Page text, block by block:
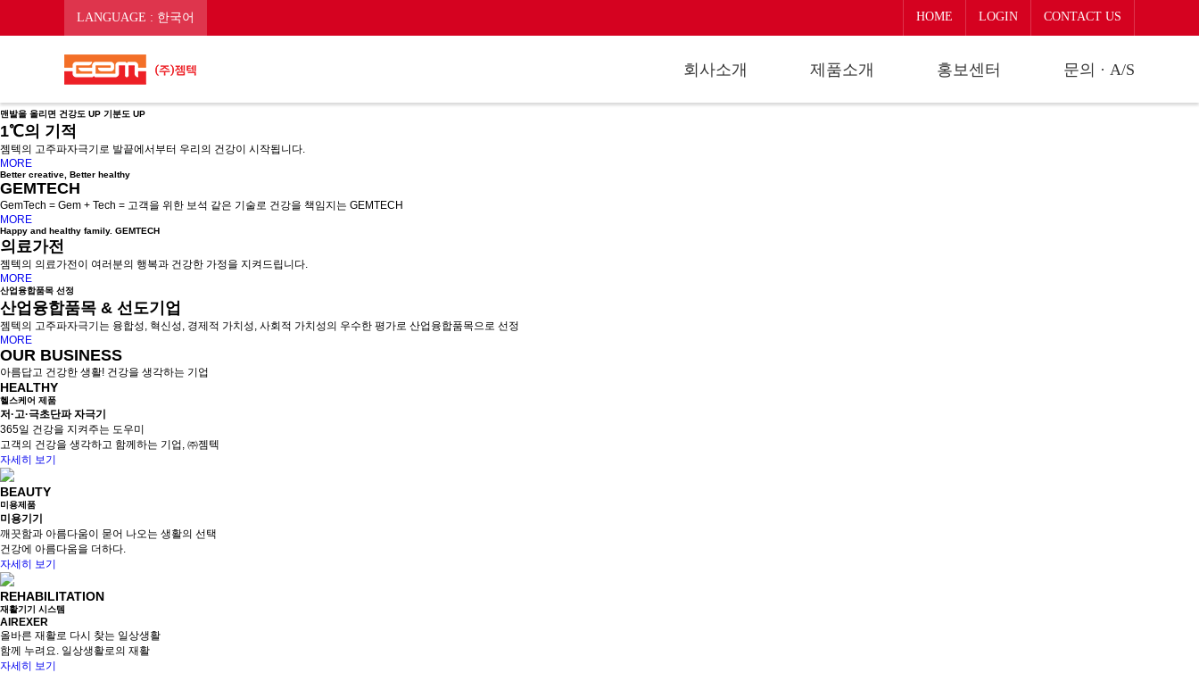
LANGUAGE : 한국어 HOME LOGIN CONTACT US
회사소개 제품소개 홍보센터 문의 · A/S
맨발을 올리면 건강도 UP 기분도 UP
1℃의 기적
젬텍의 고주파자극기로 발끝에서부터 우리의 건강이 시작됩니다.
MORE
Better creative, Better healthy
GEMTECH
GemTech = Gem + Tech = 고객을 위한 보석 같은 기술로 건강을 책임지는 GEMTECH
MORE
Happy and healthy family. GEMTECH
의료가전
젬텍의 의료가전이 여러분의 행복과 건강한 가정을 지켜드립니다.
MORE
산업융합품목 선정
산업융합품목 & 선도기업
젬텍의 고주파자극기는 융합성, 혁신성, 경제적 가치성, 사회적 가치성의 우수한 평가로 산업융합품목으로 선정
MORE
OUR BUSINESS
아름답고 건강한 생활! 건강을 생각하는 기업
HEALTHY
헬스케어 제품
저·고·극초단파 자극기
365일 건강을 지켜주는 도우미
고객의 건강을 생각하고 함께하는 기업, ㈜젬텍
자세히 보기
BEAUTY
미용제품
미용기기
깨끗함과 아름다움이 묻어 나오는 생활의 선택
건강에 아름다움을 더하다.
자세히 보기
REHABILITATION
재활기기 시스템
AIREXER
올바른 재활로 다시 찾는 일상생활
함께 누려요. 일상생활로의 재활
자세히 보기